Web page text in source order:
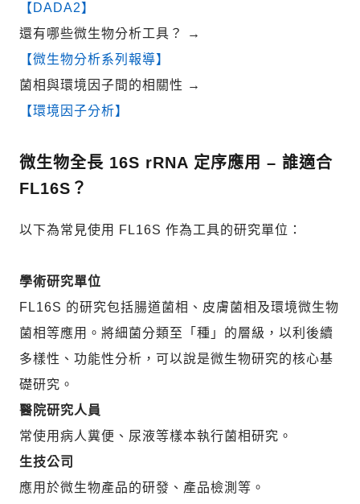
【DADA2】
還有哪些微生物分析工具？
→
【微生物分析系列報導】
菌相與環境因子間的相關性 →
【環境因子分析】
微生物全長 16S rRNA 定序應用 – 誰適合
FL16S？
以下為常見使用 FL16S 作為工具的研究單位：
學術研究單位
FL16S 的研究包括腸道菌相、皮膚菌相及環境微生物
菌相等應用。將細菌分類至「種」的層級，以利後續
多樣性、功能性分析，可以說是微生物研究的核心基
礎研究。
醫院研究人員
常使用病人糞便、尿液等樣本執行菌相研究。
生技公司
應用於微生物產品的研發、產品檢測等。